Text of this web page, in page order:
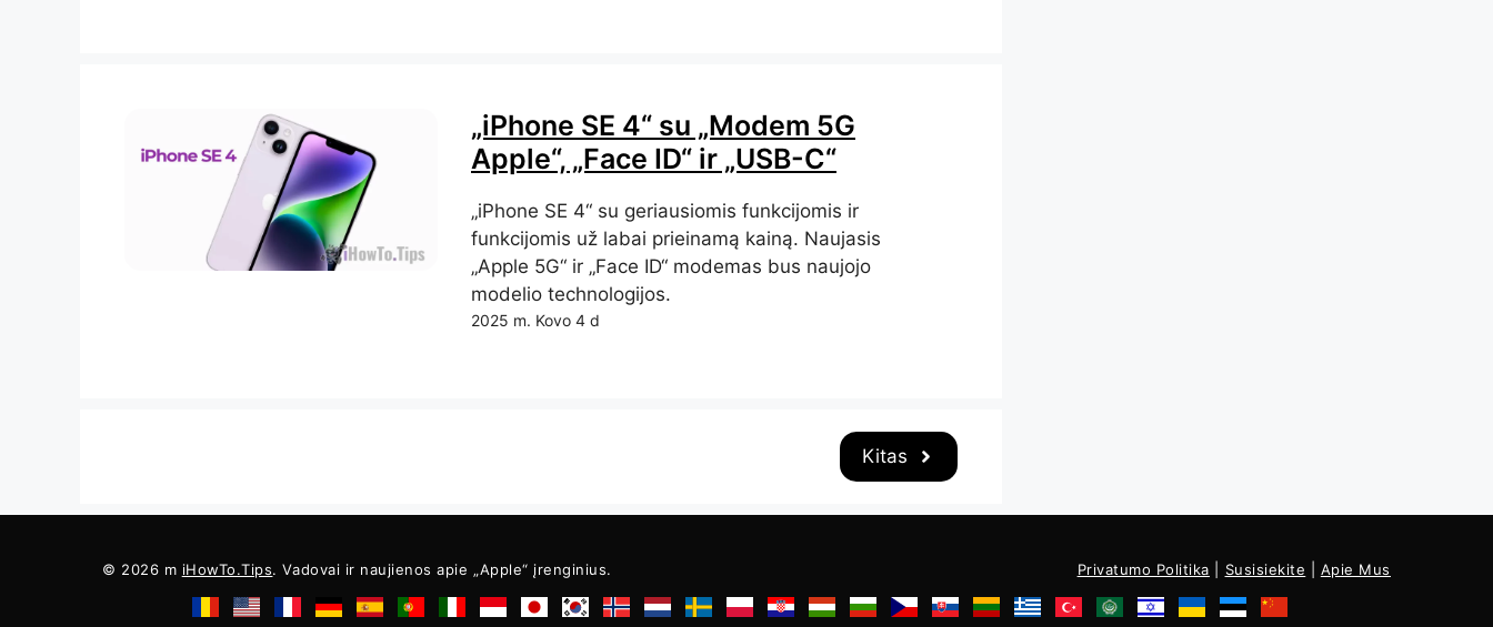
„iPhone SE 4“ su „Modem 5G
Apple“, „Face ID“ ir „USB-C“
„iPhone SE 4“ su geriausiomis funkcijomis ir
funkcijomis už labai prieinamą kainą. Naujasis
„Apple 5G“ ir „Face ID“ modemas bus naujojo
modelio technologijos.
2025 m. Kovo 4 d
Kitas
© 2026 m iHowTo.Tips. Vadovai ir naujienos apie „Apple“ įrenginius. Privatumo Politika Susisiekite Apie Mus